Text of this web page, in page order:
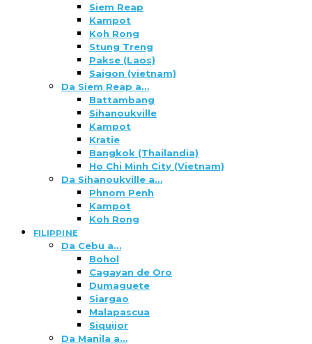
Siem Reap
Kampot
Koh Rong
Stung Treng
Pakse (Laos)
Saigon (vietnam)
Da Siem Reap a…
Battambang
Sihanoukville
Kampot
Kratie
Bangkok (Thailandia)
Ho Chi Minh City (Vietnam)
Da Sihanoukville a…
Phnom Penh
Kampot
Koh Rong
FILIPPINE
Da Cebu a…
Bohol
Cagayan de Oro
Dumaguete
Siargao
Malapascua
Siquijor
Da Manila a…